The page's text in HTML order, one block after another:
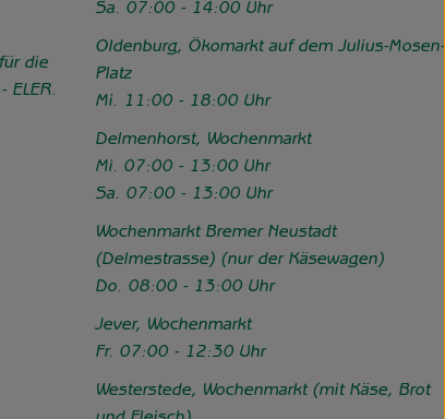
die
ELER.
grummersort.de/das-sind-wir/
Sa. 07:00 - 14:00 Uhr
Oldenburg, Ökomarkt auf dem Julius-Mosen-
Platz
Mi. 11:00 - 18:00 Uhr
Delmenhorst, Wochenmarkt
Mi. 07:00 - 13:00 Uhr
Sa. 07:00 - 13:00 Uhr
Wochenmarkt Bremer Neustadt
(Delmestrasse) (nur der Käsewagen)
Do. 08:00 - 13:00 Uhr
Jever, Wochenmarkt
Fr. 07:00 - 12:30 Uhr
Westerstede, Wochenmarkt (mit Käse, Brot